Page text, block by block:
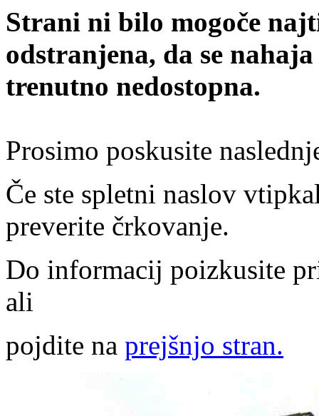
Strani ni bilo mogoče
odstranjena, da se
trenutno nedostopna.
Prosimo poskusite
Če ste spletni naslov
preverite črkovanje.
Do informacij poizkusite
ali
pojdite na prejšnjo stran.